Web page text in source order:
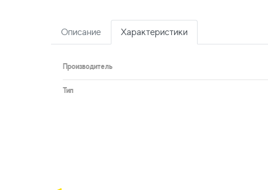
Описание Характеристики
Производитель
Тип